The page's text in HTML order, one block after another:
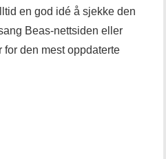
en god idé å sjekke den
Beas-nettsiden eller
for den mest oppdaterte